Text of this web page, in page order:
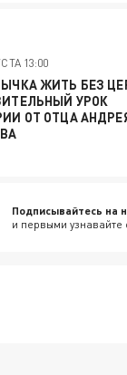
13:00
ЖИТЬ БЕЗ
УРОК
ОТ ОТЦА
Подписывайтесь на
и первыми узнавайте